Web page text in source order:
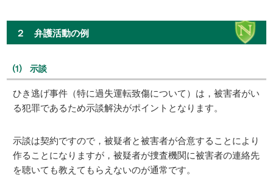
２ 弁護活動の例
⑴ 示談
ひき逃げ事件（特に過失運転致傷について）は，被害者がい
る犯罪であるため示談解決がポイントとなります。
示談は契約ですので，被疑者と被害者が合意することにより
作ることになりますが，被疑者が捜査機関に被害者の連絡先
を聴いても教えてもらえないのが通常です。